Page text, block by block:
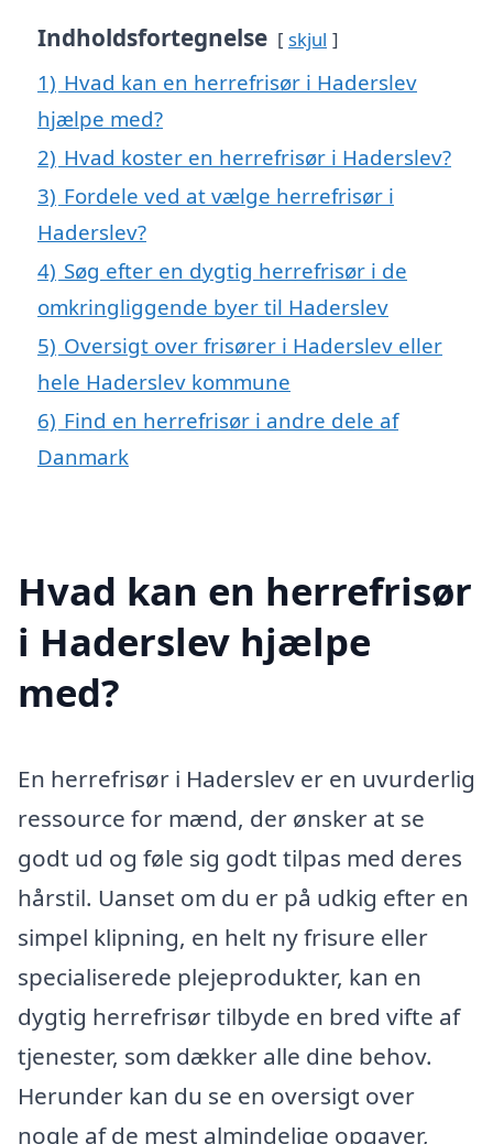
Indholdsfortegnelse skjul
1) Hvad kan en herrefrisør i Haderslev
hjælpe med?
2) Hvad koster en herrefrisør i Haderslev?
3) Fordele ved at vælge herrefrisør i
Haderslev?
4) Søg efter en dygtig herrefrisør i de
omkringliggende byer til Haderslev
5) Oversigt over frisører i Haderslev eller
hele Haderslev kommune
6) Find en herrefrisør i andre dele af
Danmark
Hvad kan en herrefrisør
i Haderslev hjælpe
med?
En herrefrisør i Haderslev er en uvurderlig
ressource for mænd, der ønsker at se
godt ud og føle sig godt tilpas med deres
hårstil. Uanset om du er på udkig efter en
simpel klipning, en helt ny frisure eller
specialiserede plejeprodukter, kan en
dygtig herrefrisør tilbyde en bred vifte af
tjenester, som dækker alle dine behov.
Herunder kan du se en oversigt over
nogle af de mest almindelige opgaver,